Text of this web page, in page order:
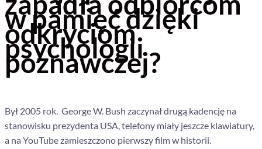
w pamięć dzięki
odkryciom
psychologii
poznawczej?
Był 2005 rok. George W. Bush zaczynał drugą kadencję na
stanowisku prezydenta USA, telefony miały jeszcze klawiatury,
a na YouTube zamieszczono pierwszy film w historii.